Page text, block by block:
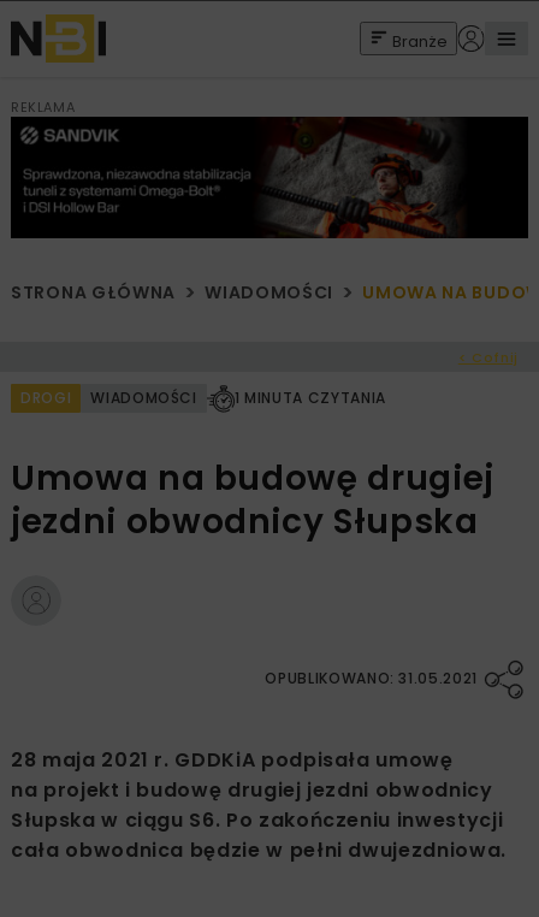
Branże
REKLAMA
STRONA GŁÓWNA WIADOMOŚCI UMOWA NA
< Cofnij
DROGI WIADOMOŚCI 1 MINUTA CZYTANIA
Umowa na budowę drugiej
jezdni obwodnicy Słupska
OPUBLIKOWANO: 31.05.2021
28 maja 2021 r. GDDKiA podpisała umowę
na projekt i budowę drugiej jezdni obwodnicy
Słupska w ciągu S6. Po zakończeniu inwestycji
cała obwodnica będzie w pełni dwujezdniowa.